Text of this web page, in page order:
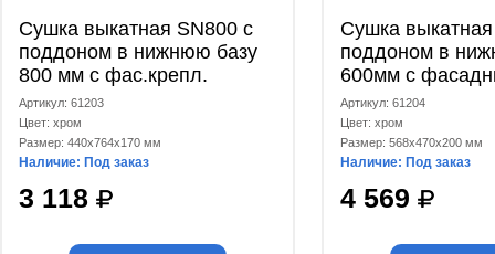
Сушка выкатная SN800 с
поддоном в нижнюю базу
800 мм с фас.крепл.
(440х764х170 мм), без
доводчика
Артикул: 61203
Цвет: хром
Размер: 440x764x170 мм
Наличие: Под заказ
3 118
Сушка
поддоном в
600мм с
креплением
SND 600
Артикул: 61204
Цвет: хром
Размер: 568x470x200 мм
Наличие: Под заказ
4 569